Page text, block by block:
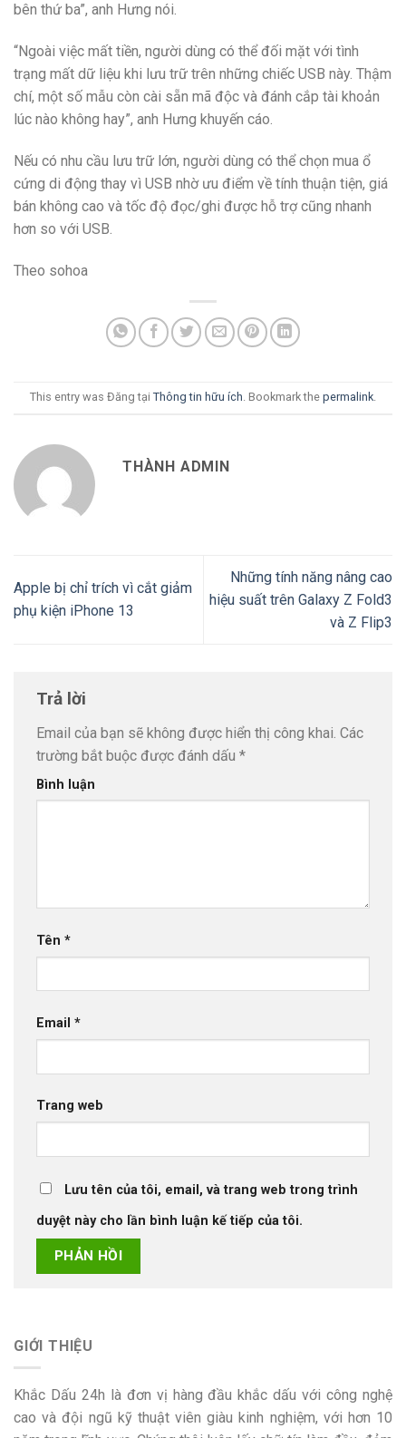
bên thứ ba”, anh Hưng nói.
“Ngoài việc mất tiền, người dùng có thể đối mặt với tình
trạng mất dữ liệu khi lưu trữ trên những chiếc USB này. Thậm
chí, một số mẫu còn cài sẵn mã độc và đánh cắp tài khoản
lúc nào không hay”, anh Hưng khuyến cáo.
Nếu có nhu cầu lưu trữ lớn, người dùng có thể chọn mua ổ
cứng di động thay vì USB nhờ ưu điểm về tính thuận tiện, giá
bán không cao và tốc độ đọc/ghi được hỗ trợ cũng nhanh
hơn so với USB.
Theo sohoa
This entry was Đăng tại Thông tin hữu ích . Bookmark the permalink
THÀNH ADMIN
Apple bị chỉ trích vì cắt giảm
phụ kiện iPhone 13
Những tính năng nâng cao
hiệu suất trên Galaxy Z Fold3
và Z Flip3
Trả lời
Email của bạn sẽ không được hiển thị công khai. Các
trường bắt buộc được đánh dấu *
Bình luận
Tên *
Email *
Trang web
Lưu tên của tôi, email, và trang web trong trình
duyệt này cho lần bình luận kế tiếp của tôi.
GIỚI THIỆU
Khắc Dấu 24h là đơn vị hàng đầu khắc dấu với công nghệ
cao và đội ngũ kỹ thuật viên giàu kinh nghiệm, với hơn 10